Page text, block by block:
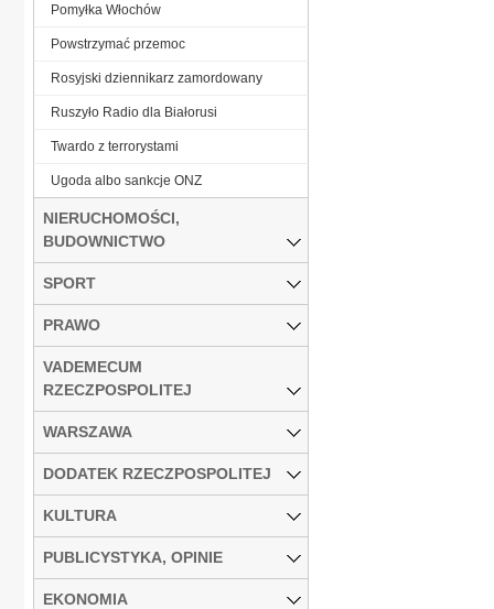
Pomyłka Włochów
Powstrzymać przemoc
Rosyjski dziennikarz zamordowany
Ruszyło Radio dla Białorusi
Twardo z terrorystami
Ugoda albo sankcje ONZ
NIERUCHOMOŚCI,
BUDOWNICTWO
SPORT
PRAWO
VADEMECUM
RZECZPOSPOLITEJ
WARSZAWA
DODATEK RZECZPOSPOLITEJ
KULTURA
PUBLICYSTYKA, OPINIE
EKONOMIA